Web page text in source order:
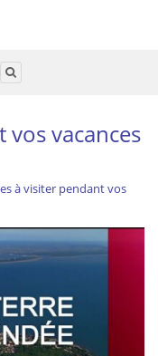
vacances
à visiter pendant vos